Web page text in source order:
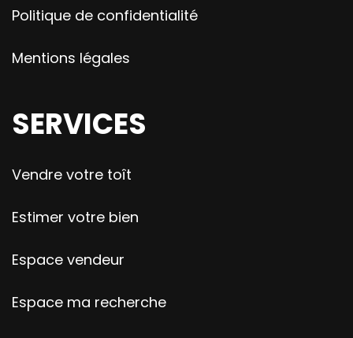
Politique de confidentialité
Mentions légales
SERVICES
Vendre votre toît
Estimer votre bien
Espace vendeur
Espace ma recherche